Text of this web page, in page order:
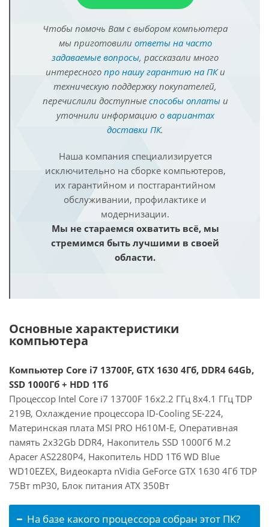
Чтобы помочь Вам с выбором компьютера
мы приготовили ответы на часто
задаваемые вопросы, рассказали много
интересного про нашу гарантию на ПКи
техническую поддержку покупателей,
перечислили доступные способы оплатыи
уточнили информацию о вариантах
доставки ПК.
Наша компания специализируется
исключительно на сборке компьютеров,
их гарантийном и постгарантийном
обслуживании, профилактике и
модернизации.
Мы не стараемся охватить всё, мы
стремимся быть лучшими в своей
области.
Основные характеристики
компьютера
Компьютер Core i7 13700F, GTX 1630 4Гб, DDR4 64Gb,
SSD 1000Гб + HDD 1Тб
Процессор Intel Core i7 13700F 16x2.2 ГГц 8x4.1 ГГц TDP
219В, Охлаждение процессора ID-Cooling SE-224,
Материнская плата MSI PRO H610M-E, Оперативная
память 2x32Gb DDR4, Накопитель SSD 1000Гб M.2
Apacer AS2280P4, Накопитель HDD 1Тб WD Blue
WD10EZEX, Видеокарта nVidia GeForce GTX 1630 4Гб TDP
75Вт mP30, Блок питания ATX 350Вт
На базе какого процессора собран этот ПК?